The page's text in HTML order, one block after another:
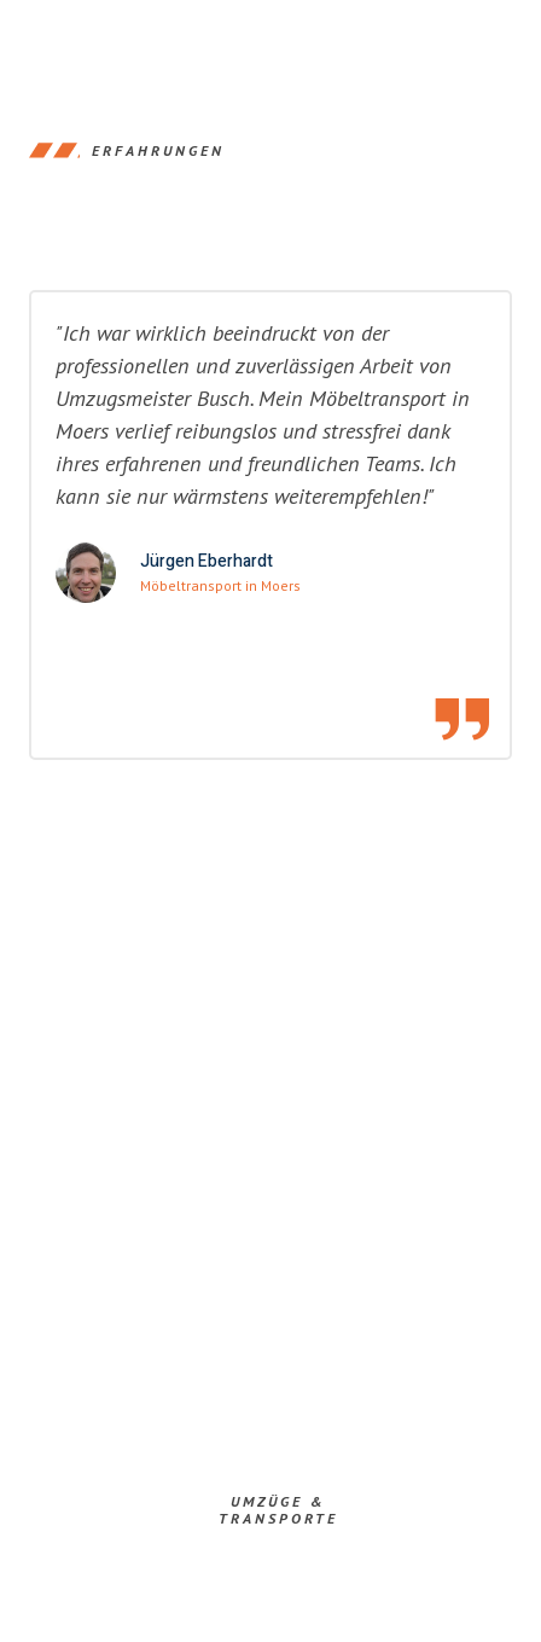
ERFAHRUNGEN
"Ich war wirklich beeindruckt von der
professionellen und zuverlässigen Arbeit von
Umzugsmeister Busch. Mein Möbeltransport in
Moers verlief reibungslos und stressfrei dank
ihres erfahrenen und freundlichen Teams. Ich
kann sie nur wärmstens weiterempfehlen!"
Jürgen Eberhardt
Möbeltransport in Moers
UMZÜGE &
TRANSPORTE